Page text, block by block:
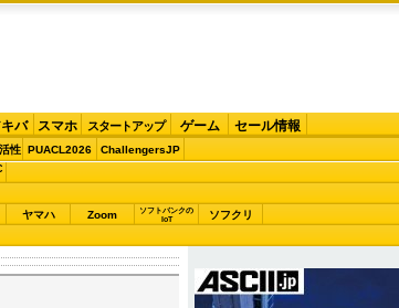
バ スマホ スタートアップ ゲーム セール情報
性 PUACL2026 ChallengersJP
ヤマハ Zoom
ソフトバンクの
IoT
ソフクリ